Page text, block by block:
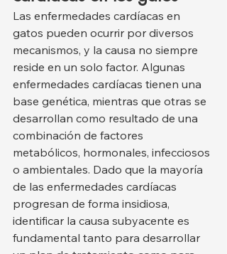
Las enfermedades cardíacas en
gatos pueden ocurrir por diversos
mecanismos, y la causa no siempre
reside en un solo factor. Algunas
enfermedades cardíacas tienen una
base genética, mientras que otras se
desarrollan como resultado de una
combinación de factores
metabólicos, hormonales, infecciosos
o ambientales. Dado que la mayoría
de las enfermedades cardíacas
progresan de forma insidiosa,
identificar la causa subyacente es
fundamental tanto para desarrollar